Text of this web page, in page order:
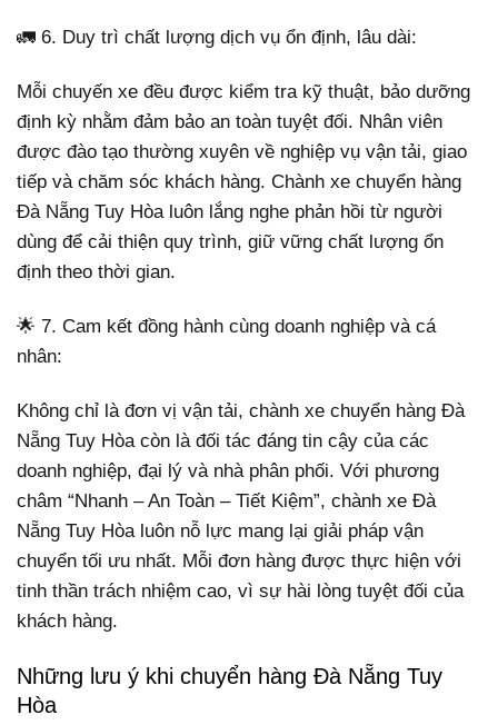
🚛 6. Duy trì chất lượng dịch vụ ổn định, lâu dài:
Mỗi chuyến xe đều được kiểm tra kỹ thuật, bảo dưỡng
định kỳ nhằm đảm bảo an toàn tuyệt đối. Nhân viên
được đào tạo thường xuyên về nghiệp vụ vận tải, giao
tiếp và chăm sóc khách hàng. Chành xe chuyển hàng
Đà Nẵng Tuy Hòa luôn lắng nghe phản hồi từ người
dùng để cải thiện quy trình, giữ vững chất lượng ổn
định theo thời gian.
🌟 7. Cam kết đồng hành cùng doanh nghiệp và cá
nhân:
Không chỉ là đơn vị vận tải, chành xe chuyển hàng Đà
Nẵng Tuy Hòa còn là đối tác đáng tin cậy của các
doanh nghiệp, đại lý và nhà phân phối. Với phương
châm “Nhanh – An Toàn – Tiết Kiệm”, chành xe Đà
Nẵng Tuy Hòa luôn nỗ lực mang lại giải pháp vận
chuyển tối ưu nhất. Mỗi đơn hàng được thực hiện với
tinh thần trách nhiệm cao, vì sự hài lòng tuyệt đối của
khách hàng.
Những lưu ý khi chuyển hàng Đà Nẵng Tuy
Hòa